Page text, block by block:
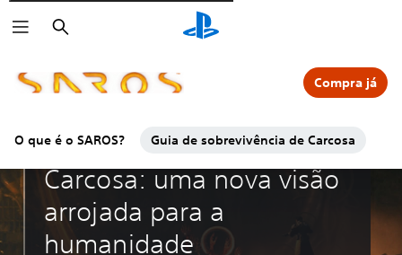
Pesquisar
O que é o SAROS? Guia de sobrevivência de Carcosa
Compra já
Carcosa: uma nova visão
arrojada para a
humanidade